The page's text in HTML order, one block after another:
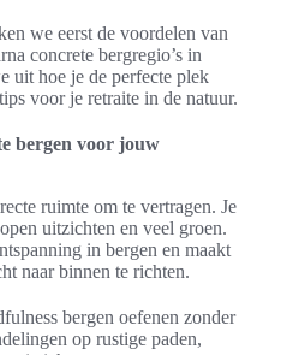
we eerst de voordelen van
concrete bergregio’s in
uit hoe je de perfecte plek
voor je retraite in de natuur.
bergen voor jouw
ruimte om te vertragen. Je
uitzichten en veel groen.
in bergen en maakt
naar binnen te richten.
bergen oefenen zonder
op rustige paden,